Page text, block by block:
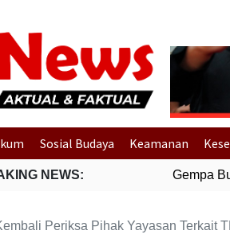
Sosial Budaya Keamanan
NEWS: Gempa
Periksa Pihak Yayasan Terkait